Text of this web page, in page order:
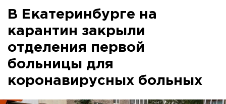
В Екатеринбурге на
карантин закрыли
отделения первой
больницы для
коронавирусных больных